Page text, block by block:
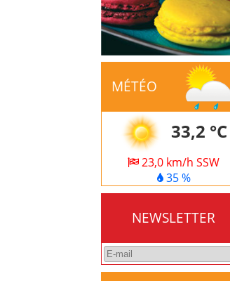
MÉTÉO
33,2 °C
23,0 km/h SSW
35 %
NEWSLETTER